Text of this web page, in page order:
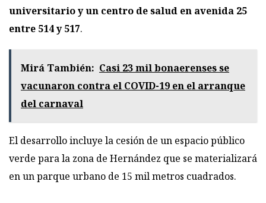
universitario y un centro de salud en avenida 25
entre 514 y 517.
Mirá También: Casi 23 mil bonaerenses se
vacunaron contra el COVID-19 en el arranque
del carnaval
El desarrollo incluye la cesión de un espacio público
verde para la zona de Hernández que se materializará
en un parque urbano de 15 mil metros cuadrados.